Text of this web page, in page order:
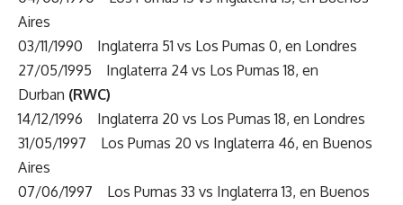
Aires
03/11/1990 Inglaterra 51 vs Los Pumas 0, en Londres
27/05/1995 Inglaterra 24 vs Los Pumas 18, en
Durban (RWC)
14/12/1996 Inglaterra 20 vs Los Pumas 18, en Londres
31/05/1997 Los Pumas 20 vs Inglaterra 46, en Buenos
Aires
07/06/1997 Los Pumas 33 vs Inglaterra 13, en Buenos